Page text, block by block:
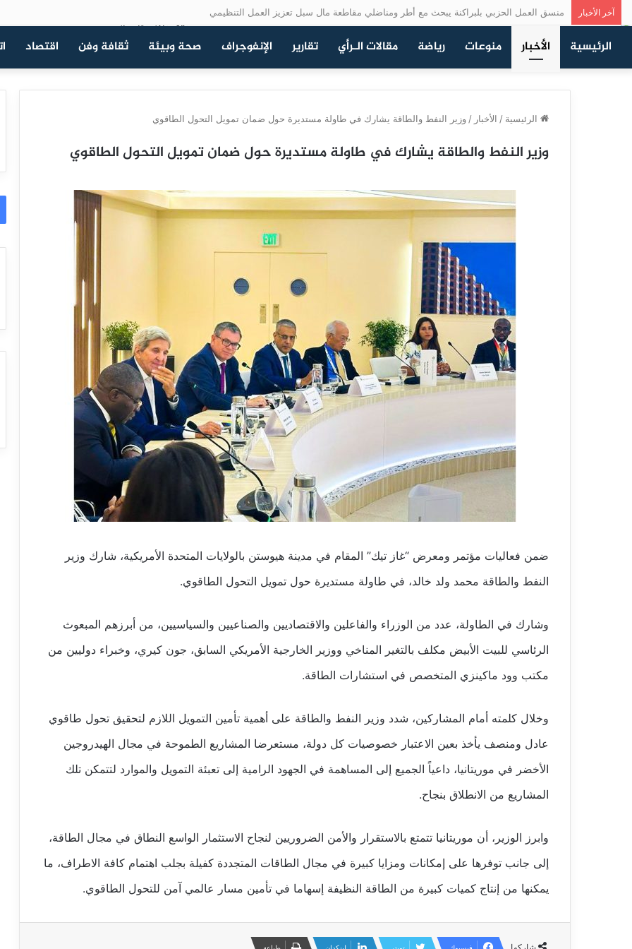
آخر الأخبار منسق العمل الحزبي بلبراكنة يبحث مع أطر ومناضلي مقاطعة مال سبل تعزيز العمل التنظيمي
الرئيسية الأخبار منوعات رياضة مقالات الـرأي تقارير الإنفوجراف صحة وبيئة ثقافة وفن اقتصاد
الرئيسية / الأخبار / وزير النفط والطاقة يشارك في طاولة مستديرة حول ضمان تمويل التحول الطاقوي
وزير النفط والطاقة يشارك في طاولة مستديرة حول ضمان تمويل التحول الطاقوي
ضمن فعاليات مؤتمر ومعرض “غاز تيك” المقام في مدينة هيوستن بالولايات المتحدة الأمريكية، شارك وزير
النفط والطاقة محمد ولد خالد، في طاولة مستديرة حول تمويل التحول الطاقوي.
وشارك في الطاولة، عدد من الوزراء والفاعلين والاقتصاديين والصناعيين والسياسيين، من أبرزهم المبعوث
الرئاسي للبيت الأبيض مكلف بالتغير المناخي ووزير الخارجية الأمريكي السابق، جون كيري، وخبراء دوليين من
مكتب وود ماكينزي المتخصص في استشارات الطاقة.
وخلال كلمته أمام المشاركين، شدد وزير النفط والطاقة على أهمية تأمين التمويل اللازم لتحقيق تحول طاقوي
عادل ومنصف يأخذ بعين الاعتبار خصوصيات كل دولة، مستعرضا المشاريع الطموحة في مجال الهيدروجين
الأخضر في موريتانيا، داعياً الجميع إلى المساهمة في الجهود الرامية إلى تعبئة التمويل والموارد لتتمكن تلك
المشاريع من الانطلاق بنجاح.
وابرز الوزير، أن موريتانيا تتمتع بالاستقرار والأمن الضروريين لنجاح الاستثمار الواسع النطاق في مجال الطاقة،
إلى جانب توفرها على إمكانات ومزايا كبيرة في مجال الطاقات المتجددة كفيلة بجلب اهتمام كافة الاطراف، ما
يمكنها من إنتاج كميات كبيرة من الطاقة النظيفة إسهاما في تأمين مسار عالمي آمن للتحول الطاقوي.